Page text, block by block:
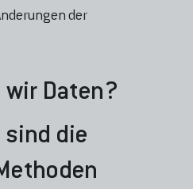
der
wir Daten?
sind die